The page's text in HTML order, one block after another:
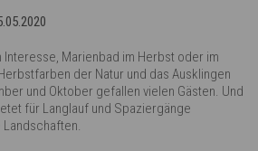
Marienbad im Herbst oder im
der Natur und das Ausklingen
und Oktober gefallen vielen Gästen. Und
für Langlauf und Spaziergänge